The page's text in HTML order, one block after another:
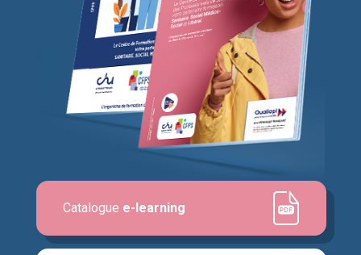
Catalogue e-learning